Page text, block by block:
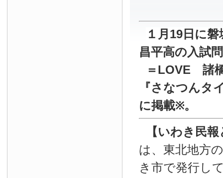
１月19日に
昌平高の入試
＝LOVE 諸
『さなつんタ
に掲載※。
【いわき民
は、東北地方
き市で発行し